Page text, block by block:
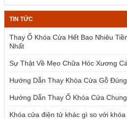
gốc
là:
2.385.000 ₫.
hiện
tại
1.954.000 ₫.
TIN TỨC
Thay Ổ Khóa Cửa Hết Bao Nhiêu
Nhất
Sự Thật Về Mẹo Chữa Hóc Xương
Hướng Dẫn Thay Khóa Cửa Gỗ
Hướng Dẫn Thay Ổ Khóa Cửa
Khóa cửa điện tử khác gì so với